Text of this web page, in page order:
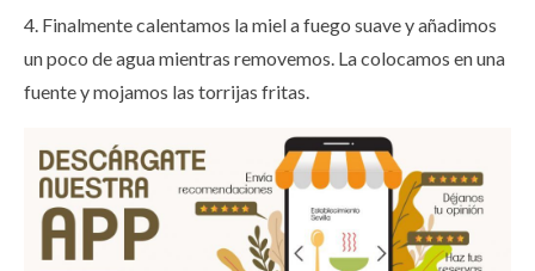
4. Finalmente calentamos la miel a fuego suave y añadimos
un poco de agua mientras removemos. La colocamos en una
fuente y mojamos las torrijas fritas.